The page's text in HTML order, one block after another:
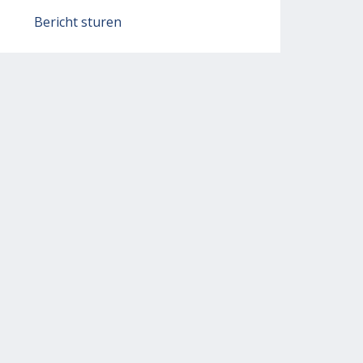
Bericht sturen